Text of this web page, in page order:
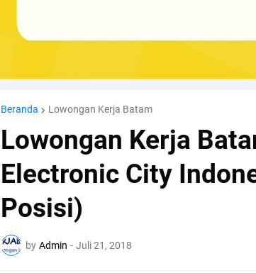
Beranda Lowongan Kerja Batam
Lowongan Kerja
Electronic City
Posisi)
by Admin - Juli 21, 2018